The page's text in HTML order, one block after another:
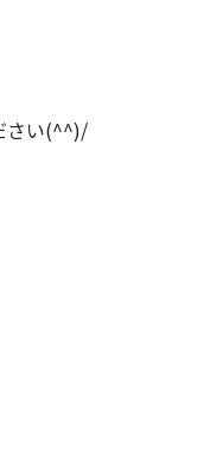
さい(^^)/